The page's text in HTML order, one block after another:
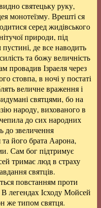
святецьку руку,
монотеїзму. Врешті ся
серед жидівського
природи, під
де все наводить
та божу величність
провадив Ізраеля через
стовпа, в ночі у постаті
величне враження і
святцями, бо на
народу, вихованого в
до сих народних
до звеличення
його брата Аарона,
Сам бог підтримує
тримає люд в страху
святців.
повстанням проти
В легендах Ісходу Мойсей
же типом святця.